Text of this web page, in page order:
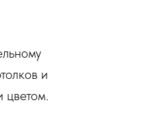
и
цветом.